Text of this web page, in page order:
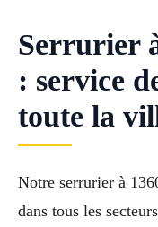
Serrurier
: service
toute la
Notre serrurier à
dans tous les